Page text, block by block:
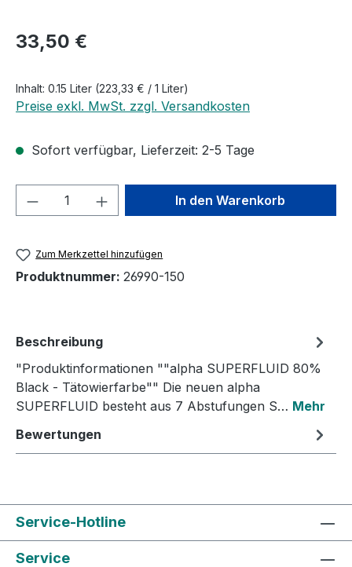
Regulärer Preis:
33,50 €
Inhalt: 0.15 Liter (223,33 € / 1 Liter)
Preise exkl. MwSt. zzgl. Versandkosten
Sofort verfügbar, Lieferzeit: 2-5 Tage
Produkt Anzahl: Gib denIn den Warenkorb
Zum Merkzettel hinzufügen
Produktnummer: 26990-150
Beschreibung
"Produktinformationen ""alpha SUPERFLUID 80%
Black - Tätowierfarbe"" Die neuen alpha
SUPERFLUID besteht aus 7 Abstufungen S… Mehr
Bewertungen
Service-Hotline
Service